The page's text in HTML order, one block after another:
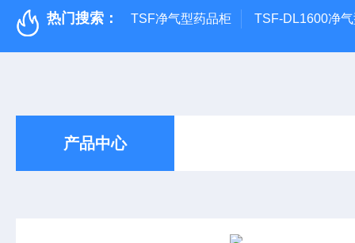
热门搜索： TSF净气型药品柜 TSF-DL1600净
产品中心